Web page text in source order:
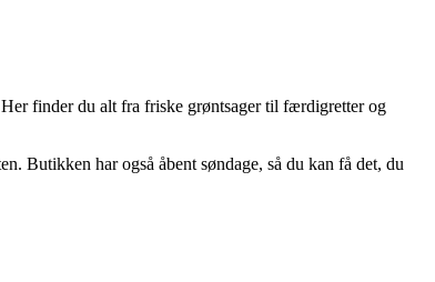
finder du alt fra friske grøntsager til færdigretter og
Butikken har også åbent søndage, så du kan få det, du